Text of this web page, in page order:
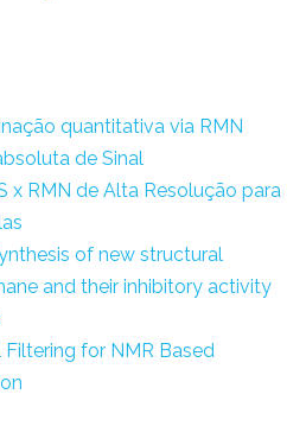
quantitativa via RMN
de Sinal
x RMN de Alta Resolução para
of new structural
and their inhibitory activity
for NMR Based